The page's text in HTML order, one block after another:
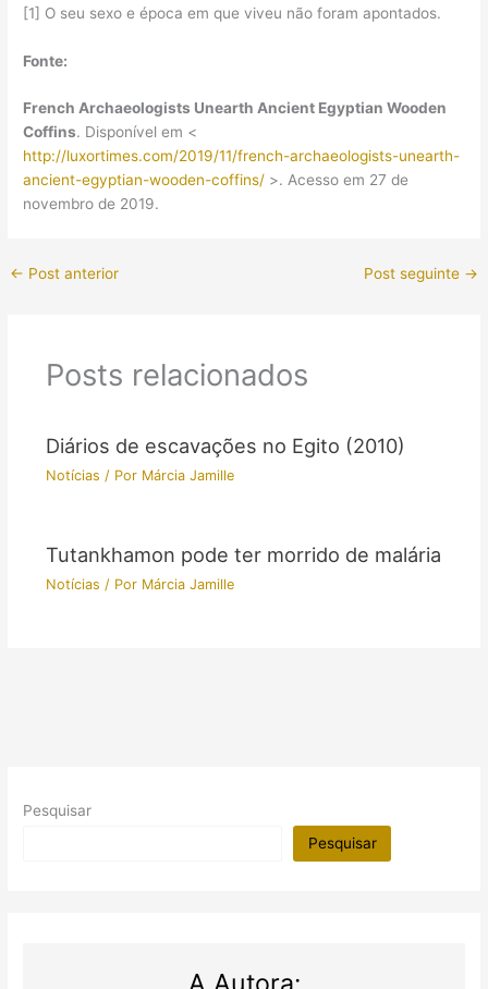
[1] O seu sexo e época em que viveu não foram apontados.
Fonte:
French Archaeologists Unearth Ancient Egyptian Wooden
Coffins. Disponível em <
http://luxortimes.com/2019/11/french-archaeologists-unearth-
ancient-egyptian-wooden-coffins/ >. Acesso em 27 de
novembro de 2019.
← Post anterior Post seguinte →
Posts relacionados
Diários de escavações no Egito (2010)
Notícias / Por Márcia Jamille
Tutankhamon pode ter morrido de malária
Notícias / Por Márcia Jamille
Pesquisar
Pesquisar
A Autora: